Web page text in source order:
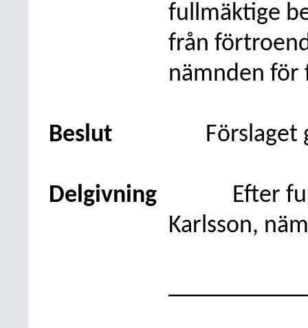
fullmäktige
från
nämnden för
Beslut Förslaget
Delgivning
Efter
Karlsson,